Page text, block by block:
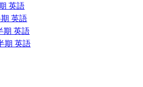
英語
英語
期 英語
期 英語